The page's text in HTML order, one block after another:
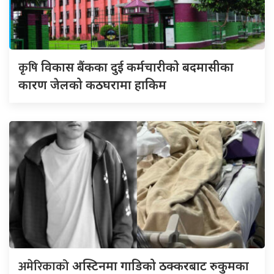
कृषिविकास बैंकका दुई कर्मचारीकाे बदमासीका
कारण जेलको कठघरामा हाकिम
अमेरिकाकोअस्टिनमा गाडिको ठक्करबाट रुकुमका